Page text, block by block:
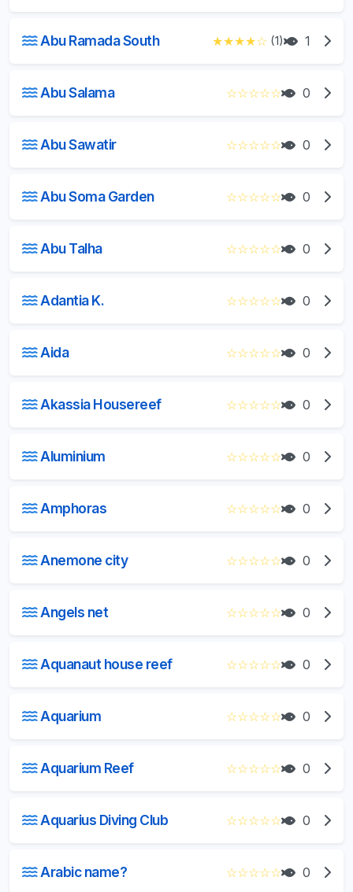
Abu Ramada South ★★★★☆ (1) 1
Abu Salama ☆☆☆☆☆ 0
Abu Sawatir ☆☆☆☆☆ 0
Abu Soma Garden ☆☆☆☆☆ 0
Abu Talha ☆☆☆☆☆ 0
Adantia K. ☆☆☆☆☆ 0
Aida ☆☆☆☆☆ 0
Akassia Housereef ☆☆☆☆☆ 0
Aluminium ☆☆☆☆☆ 0
Amphoras ☆☆☆☆☆ 0
Anemone city ☆☆☆☆☆ 0
Angels net ☆☆☆☆☆ 0
Aquanaut house reef ☆☆☆☆☆ 0
Aquarium ☆☆☆☆☆ 0
Aquarium Reef ☆☆☆☆☆ 0
Aquarius Diving Club ☆☆☆☆☆ 0
Arabic name? ☆☆☆☆☆ 0